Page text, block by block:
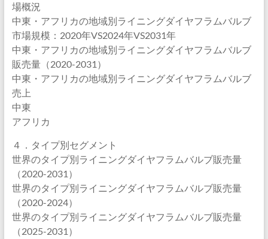
場概況
中東・アフリカの地域別ライニングダイヤフラムバルブ
市場規模：2020年VS2024年VS2031年
中東・アフリカの地域別ライニングダイヤフラムバルブ
販売量（2020-2031）
中東・アフリカの地域別ライニングダイヤフラムバルブ
売上
中東
アフリカ
４．タイプ別セグメント
世界のタイプ別ライニングダイヤフラムバルブ販売量
（2020-2031）
世界のタイプ別ライニングダイヤフラムバルブ販売量
（2020-2024）
世界のタイプ別ライニングダイヤフラムバルブ販売量
（2025-2031）